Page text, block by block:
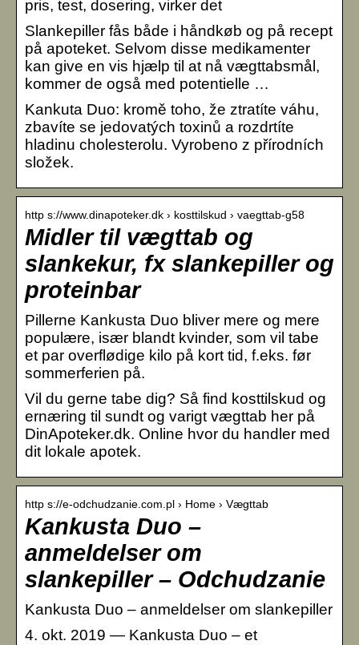
pris, test, dosering, virker det
Slankepiller fås både i håndkøb og på recept
på apoteket. Selvom disse medikamenter
kan give en vis hjælp til at nå vægttabsmål,
kommer de også med potentielle …
Kankuta Duo: kromě toho, že ztratíte váhu,
zbavíte se jedovatých toxinů a rozdrtíte
hladinu cholesterolu. Vyrobeno z přírodních
složek.
http s://www.dinapoteker.dk › kosttilskud › vaegttab-g58
Midler til vægttab og
slankekur, fx slankepiller og
proteinbar
Pillerne Kankusta Duo bliver mere og mere
populære, især blandt kvinder, som vil tabe
et par overflødige kilo på kort tid, f.eks. før
sommerferien på.
Vil du gerne tabe dig? Så find kosttilskud og
ernæring til sundt og varigt vægttab her på
DinApoteker.dk. Online hvor du handler med
dit lokale apotek.
http s://e-odchudzanie.com.pl › Home › Vægttab
Kankusta Duo –
anmeldelser om
slankepiller – Odchudzanie
Kankusta Duo – anmeldelser om slankepiller
4. okt. 2019 — Kankusta Duo – et